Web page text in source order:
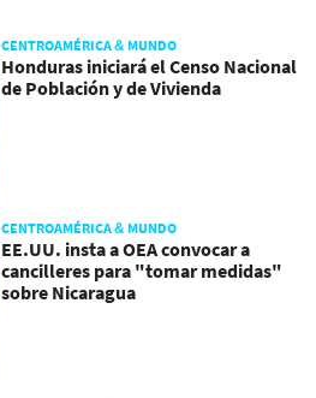
CENTROAMÉRICA & MUNDO
Honduras iniciará el Censo Nacional
de Población y de Vivienda
CENTROAMÉRICA & MUNDO
EE.UU. insta a OEA convocar a
cancilleres para "tomar medidas"
sobre Nicaragua